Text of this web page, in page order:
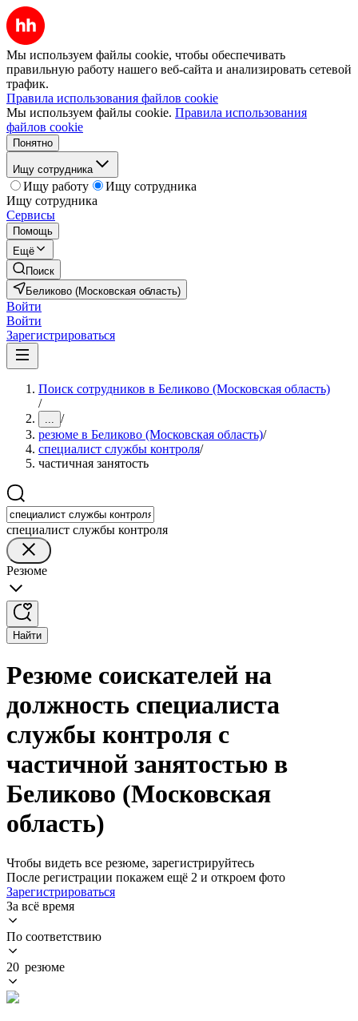
Мы используем файлы cookie, чтобы обеспечивать
правильную работу нашего веб-сайта и анализировать сетевой
трафик.
Правила использования файлов cookie
Мы используем файлы cookie. Правила использования
файлов cookie
Понятно
Ищу сотрудника
Ищу работу
Ищу сотрудника
Ищу сотрудника
Сервисы
Помощь
Ещё
Поиск
Беликово (Московская область)
Войти
Войти
Зарегистрироваться
Поиск сотрудников в Беликово (Московская область)
/
... /
резюме в Беликово (Московская область)/
специалист службы контроля/
частичная занятость
специалист службы контроля
Резюме
Найти
Резюме соискателей на
должность специалиста
службы контроля с
частичной занятостью в
Беликово (Московская
область)
Чтобы видеть все резюме, зарегистрируйтесь
После регистрации покажем ещё 2 и откроем фото
Зарегистрироваться
За всё время
По соответствию
20 резюме